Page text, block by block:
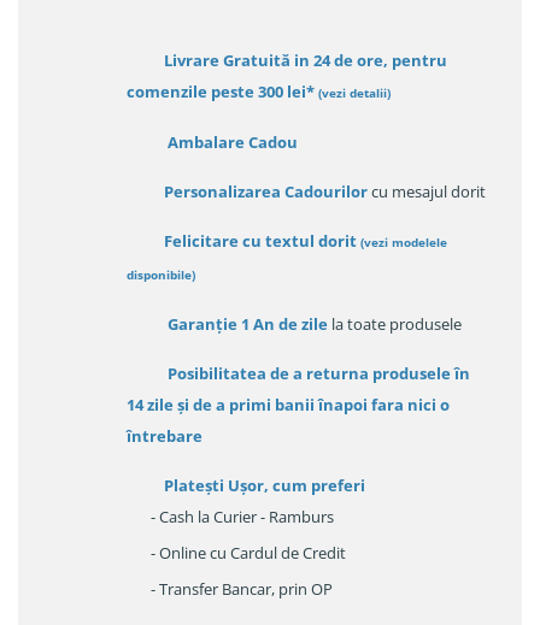
Livrare Gratuită in 24 de ore, pentru
comenzile peste 300 lei* (vezi detalii)
Ambalare Cadou
Personalizarea Cadourilorcu mesajul dorit
Felicitare cu textul dorit (vezi modelele
disponibile)
Garanție 1 An de zile la toate produsele
Posibilitatea de a returna produsele în
14 zileși de a primi banii înapoi fara nici o
întrebare
Platești Ușor, cum preferi
- Cash la Curier - Ramburs
- Online cu Cardul de Credit
- Transfer Bancar, prin OP